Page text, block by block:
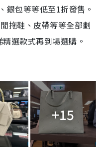
銀包等等低至1折發售。
拖鞋、皮帶等等全部劃
選款式再到場選購。
+15